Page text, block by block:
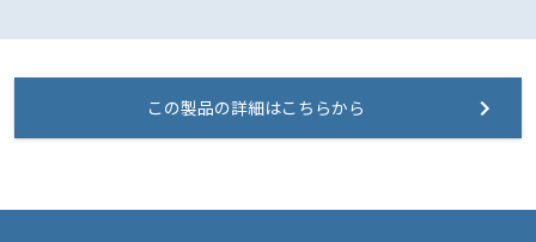
この製品の詳細はこちらから